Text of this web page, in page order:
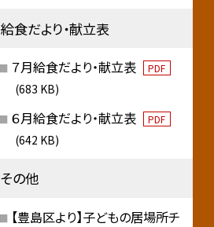
給食だより・献立表
７月給食だより・献立表 PDF
(683 KB)
６月給食だより・献立表 PDF
(642 KB)
その他
【豊島区より】子どもの居場所チ